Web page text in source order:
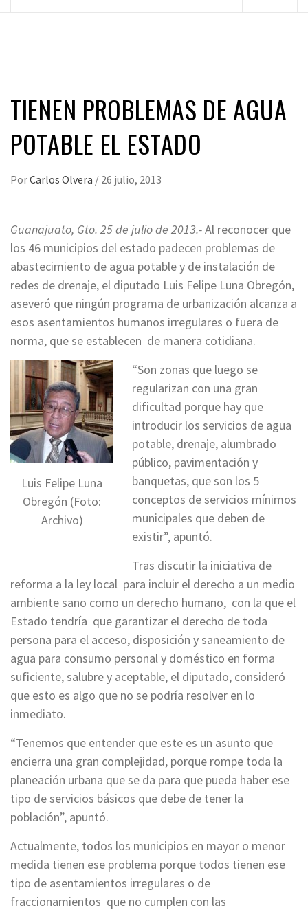
TIENEN PROBLEMAS DE AGUA
POTABLE EL ESTADO
PorCarlos Olvera / 26 julio, 2013
Guanajuato, Gto. 25 de julio de 2013.-Al reconocer que
los 46 municipios del estado padecen problemas de
abastecimiento de agua potable y de instalación de
redes de drenaje, el diputado Luis Felipe Luna Obregón,
aseveró que ningún programa de urbanización alcanza a
esos asentamientos humanos irregulares o fuera de
norma, que se establecen de manera cotidiana.
Luis Felipe Luna
Obregón (Foto:
Archivo)
“Son zonas que luego se
regularizan con una gran
dificultad porque hay que
introducir los servicios de agua
potable, drenaje, alumbrado
público, pavimentación y
banquetas, que son los 5
conceptos de servicios mínimos
municipales que deben de
existir”, apuntó.
Tras discutir la iniciativa de
reforma a la ley local para incluir el derecho a un medio
ambiente sano como un derecho humano, con la que el
Estado tendría que garantizar el derecho de toda
persona para el acceso, disposición y saneamiento de
agua para consumo personal y doméstico en forma
suficiente, salubre y aceptable, el diputado, consideró
que esto es algo que no se podría resolver en lo
inmediato.
“Tenemos que entender que este es un asunto que
encierra una gran complejidad, porque rompe toda la
planeación urbana que se da para que pueda haber ese
tipo de servicios básicos que debe de tener la
población”, apuntó.
Actualmente, todos los municipios en mayor o menor
medida tienen ese problema porque todos tienen ese
tipo de asentamientos irregulares o de
fraccionamientos que no cumplen con las